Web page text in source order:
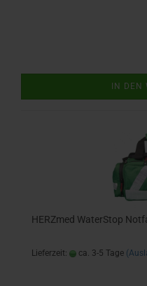
IN DEN
HERZmed WaterStop
Lieferzeit: ca. 3-5 Tage